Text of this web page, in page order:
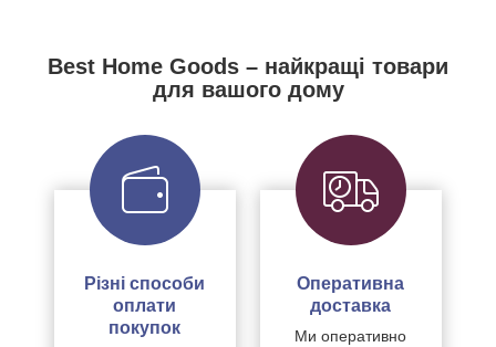
Best Home Goods – найкращі товари
для вашого дому
Різні способи
оплати
покупок
Оперативна
доставка
Ми оперативно